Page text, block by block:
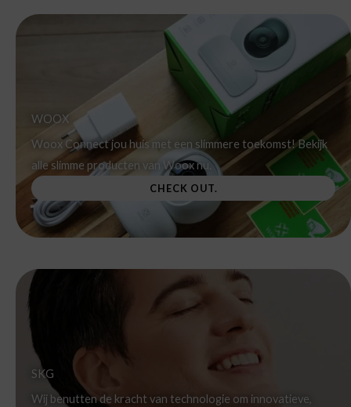
WOOX
Woox Connect jou huis met een slimmere toekomst! Bekijk
alle slimme producten van Woox nu.
CHECK OUT.
SKG
Wij benutten de kracht van technologie om innovatieve,